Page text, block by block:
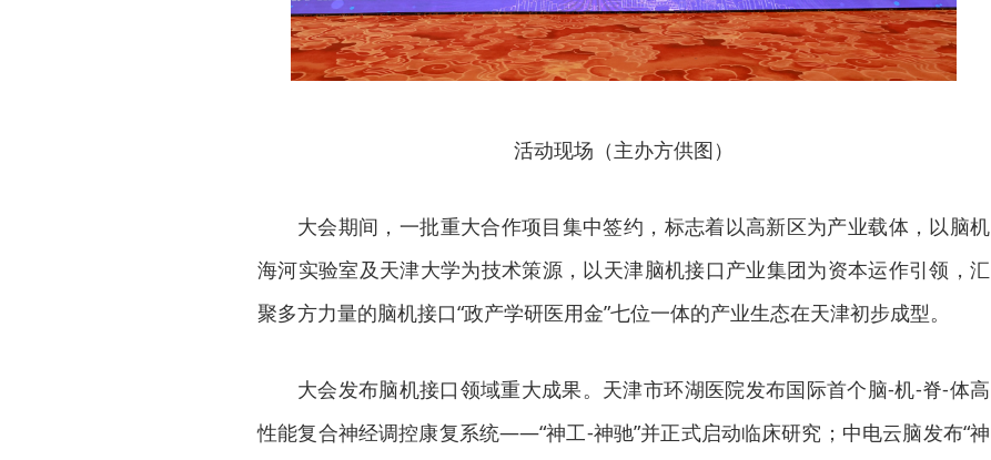
活动现场（主办方供图）
大会期间，一批重大合作项目集中签约，标志着以高新区为产业载体，以脑机
海河实验室及天津大学为技术策源，以天津脑机接口产业集团为资本运作引领，汇
聚多方力量的脑机接口“政产学研医用金”七位一体的产业生态在天津初步成型。
大会发布脑机接口领域重大成果。天津市环湖医院发布国际首个脑-机-脊-体高
性能复合神经调控康复系统——“神工-神驰”并正式启动临床研究；中电云脑发布“神